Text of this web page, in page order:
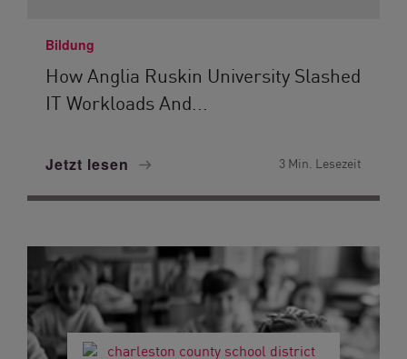
Bildung
How Anglia Ruskin University Slashed
IT Workloads And...
Jetzt lesen 3 Min. Lesezeit